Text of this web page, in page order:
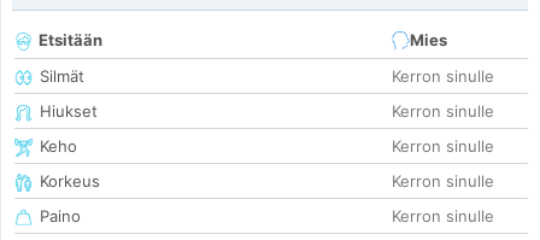
Etsitään
Mies
Silmät
Kerron sinulle
Hiukset
Kerron sinulle
Keho
Kerron sinulle
Korkeus
Kerron sinulle
Paino
Kerron sinulle